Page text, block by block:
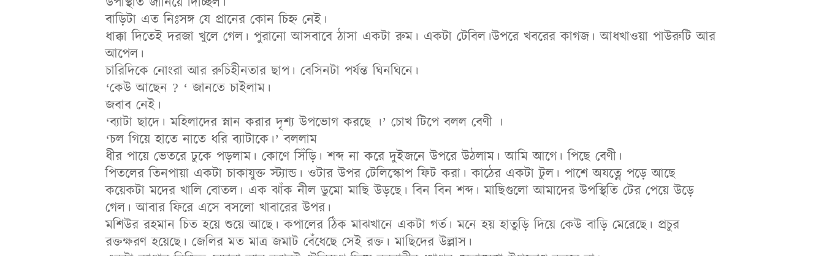
বাড়িটা এত নিঃসঙ্গ যে প্রানের কোন চিহ্ন নেই।
ধাক্কা দিতেই দরজা খুলে গেল। পুরানো আসবাবে ঠাসা একটা রুম। একটা টেবিল।উপরে খবরের কাগজ। আধখাওয়া পাউরুটি আর
আপেল।
চারিদিকে নোংরা আর রুচিহীনতার ছাপ। বেসিনটা পর্যন্ত ঘিনঘিনে।
‘কেউ আছেন ? ‘ জানতে চাইলাম।
জবাব নেই।
‘ব্যাটা ছাদে। মহিলাদের স্নান করার দৃশ্য উপভোগ করছে ।’ চোখ টিপে বলল বেণী ।
‘চল গিয়ে হাতে নাতে ধরি ব্যাটাকে।’ বললাম
ধীর পায়ে ভেতরে ঢুকে পড়লাম। কোণে সিঁড়ি। শব্দ না করে দুইজনে উপরে উঠলাম। আমি আগে। পিছে বেণী।
পিতলের তিনপায়া একটা চাকাযুক্ত স্ট্যান্ড। ওটার উপর টেলিস্কোপ ফিট করা। কাঠের একটা টুল। পাশে অযত্নে পড়ে আছে
কয়েকটা মদের খালি বোতল। এক ঝাঁক নীল ডুমো মাছি উড়ছে। বিন বিন শব্দ। মাছিগুলো আমাদের উপস্থিতি টের পেয়ে উড়ে
গেল। আবার ফিরে এসে বসলো খাবারের উপর।
মশিউর রহমান চিত হয়ে শুয়ে আছে। কপালের ঠিক মাঝখানে একটা গর্ত। মনে হয় হাতুড়ি দিয়ে কেউ বাড়ি মেরেছে। প্রচুর
রক্তক্ষরণ হয়েছে। জেলির মত মাত্র জমাট বেঁধেছে সেই রক্ত। মাছিদের উল্লাস।